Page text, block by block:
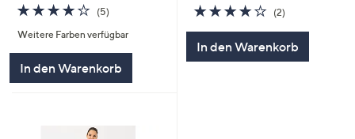
4.0
von
5
(5)5
Weitere Farben verfügbar
In den Warenkorb
4.0
von
(2)2
In den Warenkorb